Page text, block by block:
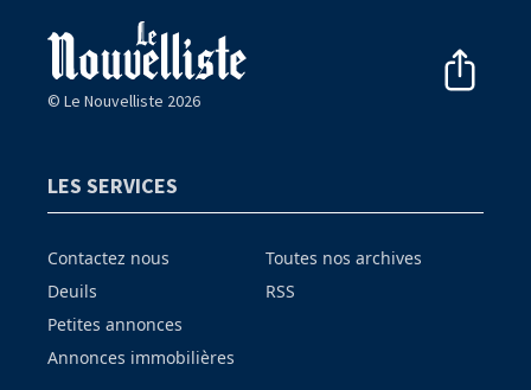
© Le Nouvelliste 2026
LES SERVICES
Contactez nous
Deuils
Petites annonces
Annonces immobilières
Toutes nos archives
RSS